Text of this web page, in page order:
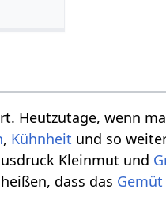
Heutzutage, wenn
, Kühnheit und so
Kleinmut und
dass das Gemüt